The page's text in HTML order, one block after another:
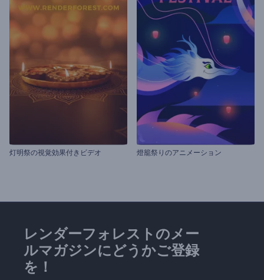
灯明祭の視覚効果付きビデオ 燈籠祭りのアニメーション
レンダーフォレストのメー
ルマガジンにどうかご登録
を！